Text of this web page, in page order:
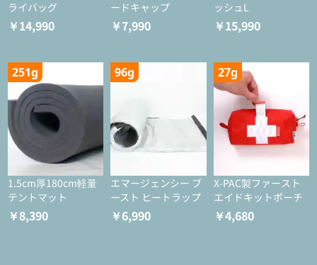
ライバッグ
￥14,990
ードキャップ
￥7,990
ッシュL
￥15,990
251g
1.5cm厚180cm軽量
テントマット
￥8,390
96g
エマージェンシー ブ
ースト ヒートラップ
￥6,990
27g
X-PAC製ファースト
エイドキットポーチ
￥4,680